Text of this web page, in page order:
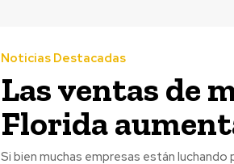
Noticias Destacadas
Las ventas de
Florida
Si bien muchas empresas están luchando